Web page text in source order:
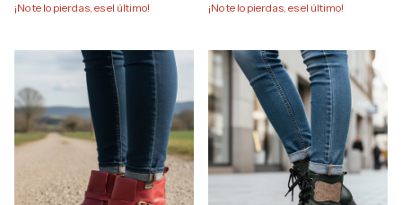
¡No te lo pierdas, es el último!
¡No te lo pierdas, es el último!